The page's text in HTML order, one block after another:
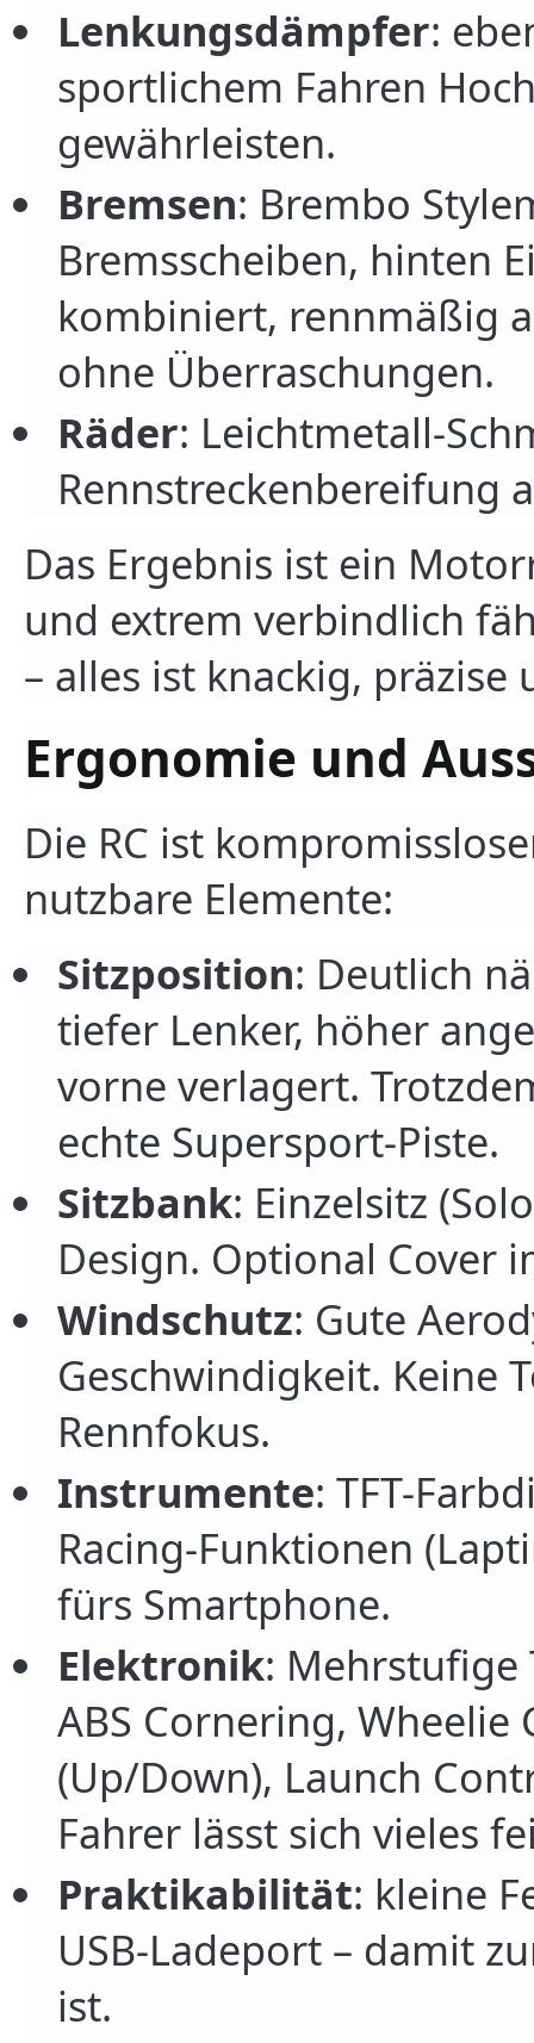
Lenkungsdämpfer:
sportlichem Fahren
gewährleisten.
Bremsen: Brembo
Bremsscheiben, hinten
kombiniert, rennmäßig
ohne Überraschungen.
Räder: Leichtmetall-
Rennstreckenbereifung
Das Ergebnis ist ein
und extrem verbindlich
– alles ist knackig,
Ergonomie und
Die RC ist
nutzbare Elemente:
Sitzposition: Deutlich
tiefer Lenker, höher
vorne verlagert.
echte Supersport-Piste.
Sitzbank: Einzelsitz
Design. Optional Cover
Windschutz: Gute
Geschwindigkeit. Keine
Rennfokus.
Instrumente: TFT-
Racing-Funktionen
fürs Smartphone.
Elektronik: Mehrstufige
ABS Cornering,
(Up/Down), Launch
Fahrer lässt sich vieles
Praktikabilität: kleine
USB-Ladeport – damit
ist.